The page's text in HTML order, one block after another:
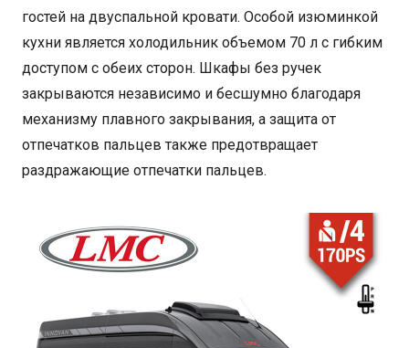
гостей на двуспальной кровати. Особой изюминкой
кухни является холодильник объемом 70 л с гибким
доступом с обеих сторон. Шкафы без ручек
закрываются независимо и бесшумно благодаря
механизму плавного закрывания, а защита от
отпечатков пальцев также предотвращает
раздражающие отпечатки пальцев.